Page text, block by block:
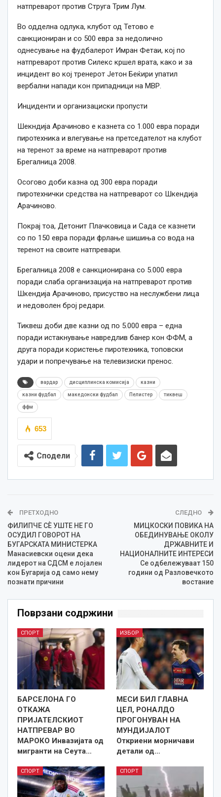
натпреварот против Струга Трим Лум.
Во одделна одлука, клубот од Тетово е
санкциониран и со 500 евра за недолично
однесување на фудбалерот Имран Фетаи, кој по
натпреварот против Силекс кршел врата, како и за
инцидент во кој тренерот Јетон Беќири упатил
вербални напади кон припадници на МВР.
Инциденти и организациски пропусти
Шекндија Арачиново е казнета со 1.000 евра поради
пиротехника и влегување на претседателот на клубот
на теренот за време на натпреварот против
Брегалница 2008.
Осогово доби казна од 300 евра поради
пиротехнички средства на натпреварот со Шкендија
Арачиново.
Покрај тоа, Детонит Плачковица и Сада се казнети
со по 150 евра поради фрлање шишиња со вода на
теренот на своите натпревари.
Брегалница 2008 е санкционирана со 5.000 евра
поради слаба организација на натпреварот против
Шкендија Арачиново, присуство на неслужбени лица
и недоволен број редари.
Тиквеш доби две казни од по 5.000 евра – една
поради истакнување навредлив банер кон ФФМ, а
друга поради користење пиротехника, топовски
удари и попречување на телевизиски пренос.
вардар дисциплинска комисија казни
казни фудбал македонски фудбал Пелистер тиквеш
ффм
653
Сподели
ПРЕТХОДНО
ФИЛИПЧЕ СЀ УШТЕ НЕ ГО
ОСУДИЛ ГОВОРОТ НА
БУГАРСКАТА МИНИСТЕРКА
Манасиевски оцени дека
лидерот на СДСМ е лојален
кон Бугарија од само нему
познати причини
СЛЕДНО
МИЦКОСКИ ПОВИКА НА
ОБЕДИНУВАЊЕ ОКОЛУ
ДРЖАВНИТЕ И
НАЦИОНАЛНИТЕ ИНТЕРЕСИ
Се одбележуваат 150
години од Разловечкото
востание
Поврзани содржини
СПОРТ
БАРСЕЛОНА ГО
ОТКАЖА
ПРИЈАТЕЛСКИОТ
НАТПРЕВАР ВО
МАРОКО Инвазијата од
мигранти на Сеута…
ИЗБОР
МЕСИ БИЛ ГЛАВНА
ЦЕЛ, РОНАЛДО
ПРОГОНУВАН НА
МУНДИЈАЛОТ
Откриени морничави
детали од…
СПОРТ СПОРТ